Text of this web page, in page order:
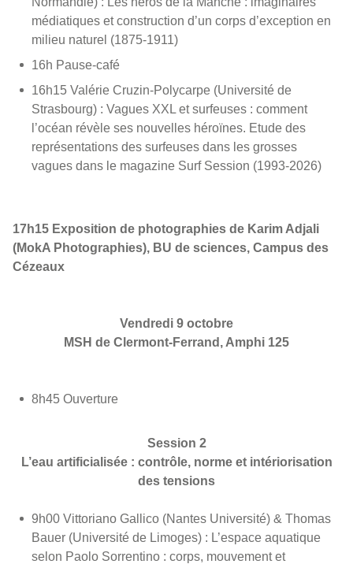
médiatiques et construction d’un corps d’exception en
milieu naturel (1875-1911)
16h Pause-café
16h15 Valérie Cruzin-Polycarpe (Université de
Strasbourg) : Vagues XXL et surfeuses : comment
l’océan révèle ses nouvelles héroïnes. Etude des
représentations des surfeuses dans les grosses
vagues dans le magazine Surf Session (1993-2026)
17h15 Exposition de photographies de Karim Adjali
(MokA Photographies), BU de sciences, Campus des
Cézeaux
Vendredi 9 octobre
MSH de Clermont-Ferrand, Amphi 125
8h45 Ouverture
Session 2
L’eau artificialisée : contrôle, norme et intériorisation
des tensions
9h00 Vittoriano Gallico (Nantes Université) & Thomas
Bauer (Université de Limoges) : L’espace aquatique
selon Paolo Sorrentino : corps, mouvement et